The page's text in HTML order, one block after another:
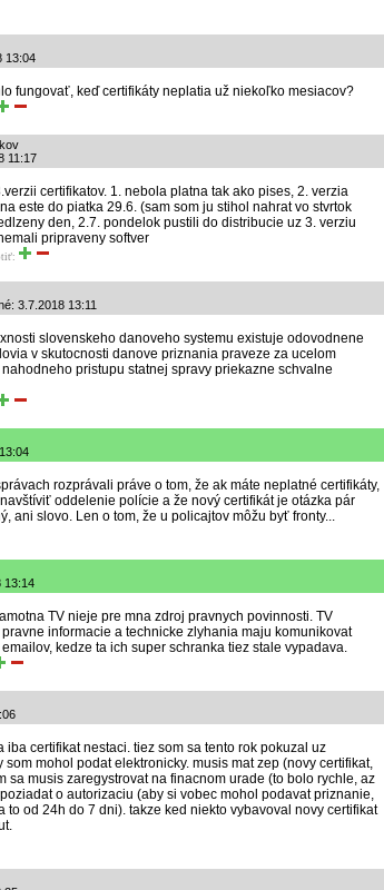
13:04
fungovať, keď certifikáty neplatia už niekoľko mesiacov?
11:17
certifikatov. 1. nebola platna tak ako pises, 2. verzia
este do piatka 29.6. (sam som ju stihol nahrat vo stvrtok
den, 2.7. pondelok pustili do distribucie uz 3. verziu
pripraveny softver
3.7.2018 13:11
slovenskeho danoveho systemu existuje odovodnene
v skutocnosti danove priznania praveze za ucelom
pristupu statnej spravy priekazne schvalne
rozprávali práve o tom, že ak máte neplatné certifikáty,
oddelenie polície a že nový certifikát je otázka pár
ani slovo. Len o tom, že u policajtov môžu byť fronty...
13:14
TV nieje pre mna zdroj pravnych povinnosti. TV
informacie a technicke zlyhania maju komunikovat
kedze ta ich super schranka tiez stale vypadava.
certifikat nestaci. tiez som sa tento rok pokuzal uz
mohol podat elektronicky. musis mat zep (novy certifikat,
sa musis zaregystrovat na finacnom urade (to bolo rychle, az
o autorizaciu (aby si vobec mohol podavat priznanie,
to od 24h do 7 dni). takze ked niekto vybavoval novy certifikat